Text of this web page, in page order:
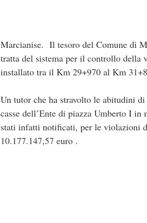
Marcianise. Il tesoro del Comune di
tratta del sistema per il controllo della
installato tra il Km 29+970 al Km
Un tutor che ha stravolto le abitudini
casse dell’Ente di piazza Umberto I
stati infatti notificati, per le violazioni
10.177.147,57 euro .